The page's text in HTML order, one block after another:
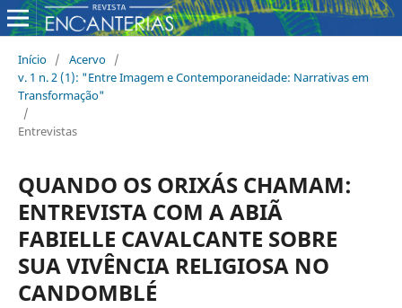
Início / Acervo /
v. 1 n. 2 (1): "Entre Imagem e Contemporaneidade: Narrativas em
Transformação"
/
Entrevistas
QUANDO OS ORIXÁS CHAMAM:
ENTREVISTA COM A ABIÃ
FABIELLE CAVALCANTE SOBRE
SUA VIVÊNCIA RELIGIOSA NO
CANDOMBLÉ